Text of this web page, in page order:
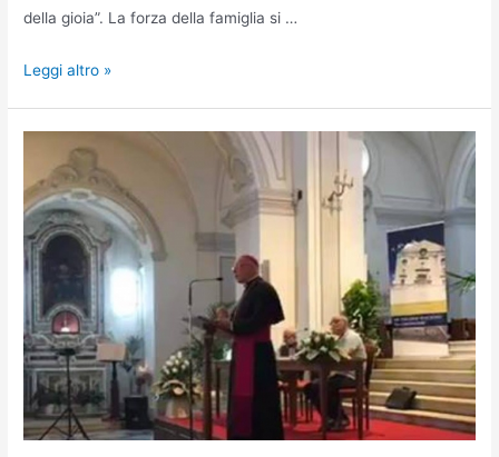
della gioia”. La forza della famiglia si …
Leggi altro »